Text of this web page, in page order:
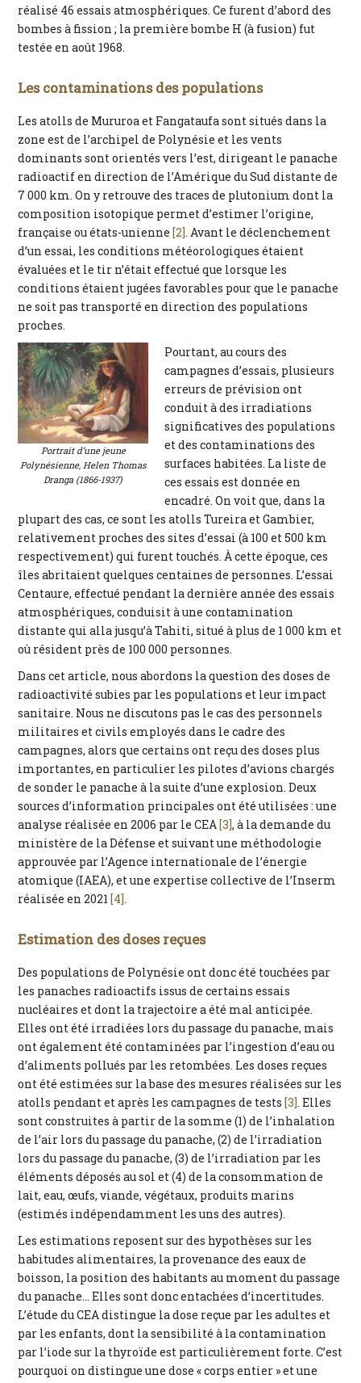
réalisé 46 essais atmosphériques. Ce furent d’abord des
bombes à fission ; la première bombe H (à fusion) fut
testée en août 1968.
Les contaminations des populations
Les atolls de Mururoa et Fangataufa sont situés dans la
zone est de l’archipel de Polynésie et les vents
dominants sont orientés vers l’est, dirigeant le panache
radioactif en direction de l’Amérique du Sud distante de
7 000 km. On y retrouve des traces de plutonium dont la
composition isotopique permet d’estimer l’origine,
française ou états-unienne[2]. Avant le déclenchement
d’un essai, les conditions météorologiques étaient
évaluées et le tir n’était effectué que lorsque les
conditions étaient jugées favorables pour que le panache
ne soit pas transporté en direction des populations
proches.
Portrait d’une jeune
Polynésienne, Helen Thomas
Dranga (1866-1937)
Pourtant, au cours des
campagnes d’essais, plusieurs
erreurs de prévision ont
conduit à des irradiations
significatives des populations
et des contaminations des
surfaces habitées. La liste de
ces essais est donnée en
encadré. On voit que, dans la
plupart des cas, ce sont les atolls Tureira et Gambier,
relativement proches des sites d’essai (à 100 et 500 km
respectivement) qui furent touchés. À cette époque, ces
îles abritaient quelques centaines de personnes. L’essai
Centaure, effectué pendant la dernière année des essais
atmosphériques, conduisit à une contamination
distante qui alla jusqu’à Tahiti, situé à plus de 1 000 km et
où résident près de 100 000 personnes.
Dans cet article, nous abordons la question des doses de
radioactivité subies par les populations et leur impact
sanitaire. Nous ne discutons pas le cas des personnels
militaires et civils employés dans le cadre des
campagnes, alors que certains ont reçu des doses plus
importantes, en particulier les pilotes d’avions chargés
de sonder le panache à la suite d’une explosion. Deux
sources d’information principales ont été utilisées : une
analyse réalisée en 2006 par le CEA[3], à la demande du
ministère de la Défense et suivant une méthodologie
approuvée par l’Agence internationale de l’énergie
atomique (IAEA), et une expertise collective de l’Inserm
réalisée en 2021[4].
Estimation des doses reçues
Des populations de Polynésie ont donc été touchées par
les panaches radioactifs issus de certains essais
nucléaires et dont la trajectoire a été mal anticipée.
Elles ont été irradiées lors du passage du panache, mais
ont également été contaminées par l’ingestion d’eau ou
d’aliments pollués par les retombées. Les doses reçues
ont été estimées sur la base des mesures réalisées sur les
atolls pendant et après les campagnes de tests[3]. Elles
sont construites à partir de la somme (1) de l’inhalation
de l’air lors du passage du panache, (2) de l’irradiation
lors du passage du panache, (3) de l’irradiation par les
éléments déposés au sol et (4) de la consommation de
lait, eau, œufs, viande, végétaux, produits marins
(estimés indépendamment les uns des autres).
Les estimations reposent sur des hypothèses sur les
habitudes alimentaires, la provenance des eaux de
boisson, la position des habitants au moment du passage
du panache... Elles sont donc entachées d’incertitudes.
L’étude du CEA distingue la dose reçue par les adultes et
par les enfants, dont la sensibilité à la contamination
par l’iode sur la thyroïde est particulièrement forte. C’est
pourquoi on distingue une dose « corps entier » et une